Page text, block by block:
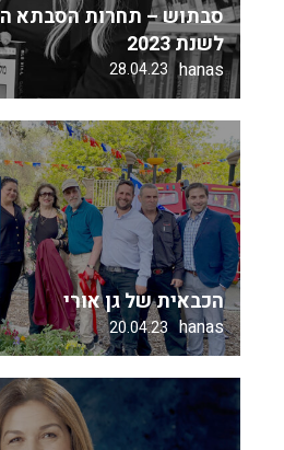
סבתוש – תחרות הסבתא
לשנת 2023
hanas
28.04.23
הכבאית של גן אורי
hanas
20.04.23